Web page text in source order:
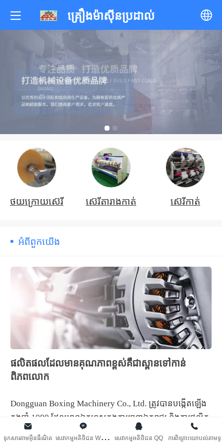
គ្រឿងម៉ាស៊ីនប្រដាល់
한국어
Pусский
français
عربي
Bahasa
Română
កម្ពុជា។
ថយក្រោយស៊េរី ស៊េរីតារាងកាត់ ស៊េរីកាត់
អំពី​ពួក​យើង
ផលិតផលដែលមានគុណភាពខ្ពស់គឺជាស្ពានទៅកាន់
ពិភពលោក
Dongguan Boxing Machinery Co., Ltd. ត្រូវបានបង្កើតឡើង
ក្នុងឆ្នាំ 1999 ដែលមានឯកទេសក្នុងការរចនាឯករាជ្យ និងការផលិត
ឧបករណ៍ដំណើរការឆ្លាតវៃផ្សេងៗសម្រាប់កាសែតស្អិត ខ្សែភាពយន្ត
ទុកសារតាមអ៊ីនធឺណិត ស
េវាកម្មអតិថិជន WeCh សេវាកម្មអតិថិជន QQ ការពិគ្រោះយោបល់តាមទូ